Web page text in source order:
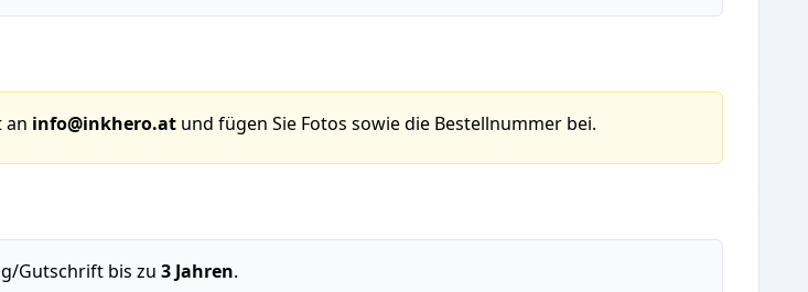
an info@inkhero.at und fügen Sie Fotos sowie die Bestellnummer bei.
Gutschrift bis zu 3 Jahren.